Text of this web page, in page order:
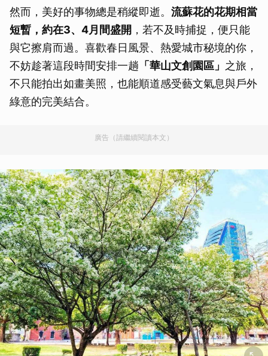
然而，美好的事物總是稍縱即逝。 流蘇花的花期相當
短暫，約在3、4月間盛開 ，若不及時捕捉，便只能
與它擦肩而過。喜歡春日風景、熱愛城市秘境的你，
不妨趁著這段時間安排一趟 「華山文創園區」 之旅，
不只能拍出如畫美照，也能順道感受藝文氣息與戶外
綠意的完美結合。
廣告（請繼續閱讀本文）